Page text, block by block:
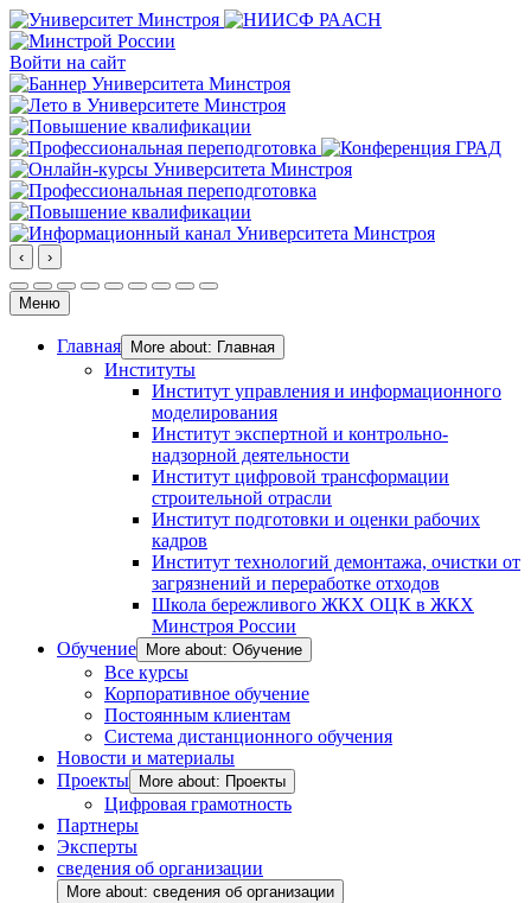
Войти на сайт
‹ ›
Меню
Главная More about: Главная
Институты
Институт управления и информационного
моделирования
Институт экспертной и контрольно-
надзорной деятельности
Институт цифровой трансформации
строительной отрасли
Институт подготовки и оценки рабочих
кадров
Институт технологий демонтажа, очистки от
загрязнений и переработке отходов
Школа бережливого ЖКХ ОЦК в ЖКХ
Минстроя России
Обучение
More about: Обучение
Все курсы
Корпоративное обучение
Постоянным клиентам
Система дистанционного обучения
Новости и материалы
Проекты
More about: Проекты
Цифровая грамотность
Партнеры
Эксперты
сведения об организации
More about: сведения об организации